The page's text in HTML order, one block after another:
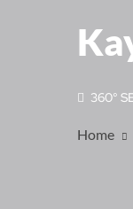
360°
Home